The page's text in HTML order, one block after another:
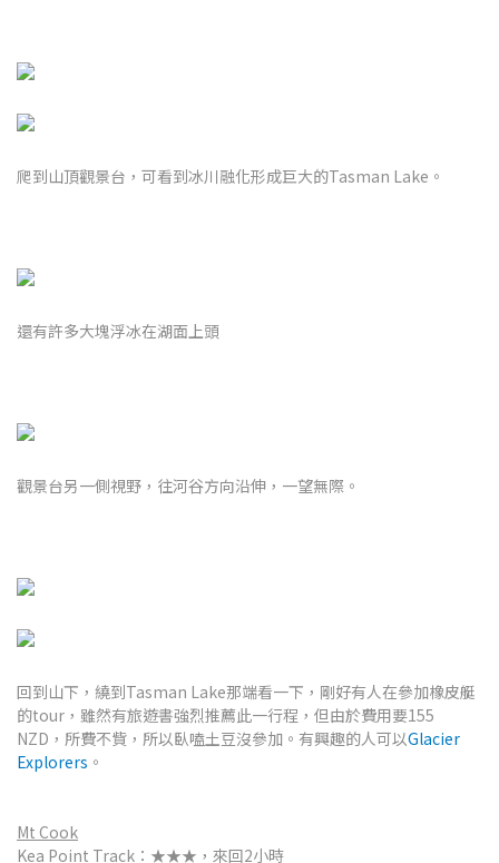
爬到山頂觀景台，可看到冰川融化形成巨大的Tasman Lake。
還有許多大塊浮冰在湖面上頭
觀景台另一側視野，往河谷方向沿伸，一望無際。
回到山下，繞到Tasman Lake那端看一下，剛好有人在參加橡皮艇
的tour，雖然有旅遊書強烈推薦此一行程，但由於費用要155
NZD，所費不貲，所以臥嗑土豆沒參加。有興趣的人可以Glacier
Explorers 。
Mt Cook
Kea Point Track：★★★，來回2小時